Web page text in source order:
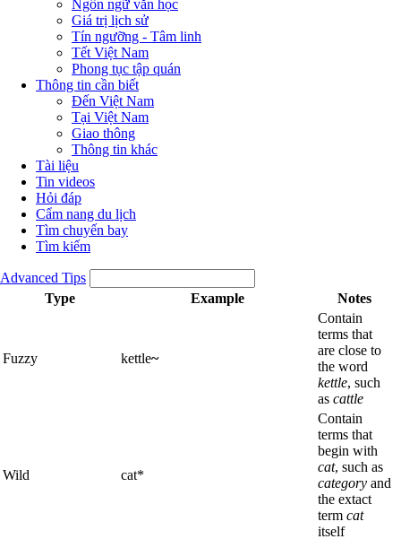
Ngôn ngữ văn học
Giá trị lịch sử
Tín ngưỡng - Tâm linh
Tết Việt Nam
Phong tục tập quán
Thông tin cần biết
Đến Việt Nam
Tại Việt Nam
Giao thông
Thông tin khác
Tài liệu
Tin videos
Hỏi đáp
Cẩm nang du lịch
Tìm chuyến bay
Tìm kiếm
Advanced Tips
Type
Example Notes
Fuzzy kettle~
Contain
terms that
are close to
the word
kettle, such
as cattle
Wild cat*
Contain
terms that
begin with
cat, such as
category and
the extact
term cat
itself